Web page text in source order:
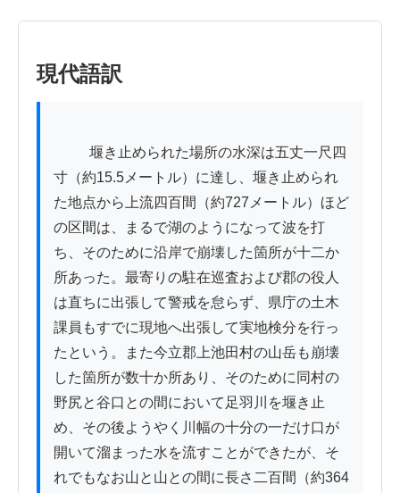
現代語訳
寸（約15.5メートル）に達し、堰き止められ
た地点から上流四百間（約727メートル）ほど
の区間は、まるで湖のようになって波を打
ち、そのために沿岸で崩壊した箇所が十二か
所あった。最寄りの駐在巡査および郡の役人
は直ちに出張して警戒を怠らず、県庁の土木
課員もすでに現地へ出張して実地検分を行っ
たという。また今立郡上池田村の山岳も崩壊
した箇所が数十か所あり、そのために同村の
野尻と谷口との間において足羽川を堰き止
め、その後ようやく川幅の十分の一だけ口が
開いて溜まった水を流すことができたが、そ
れでもなお山と山との間に長さ二百間（約364